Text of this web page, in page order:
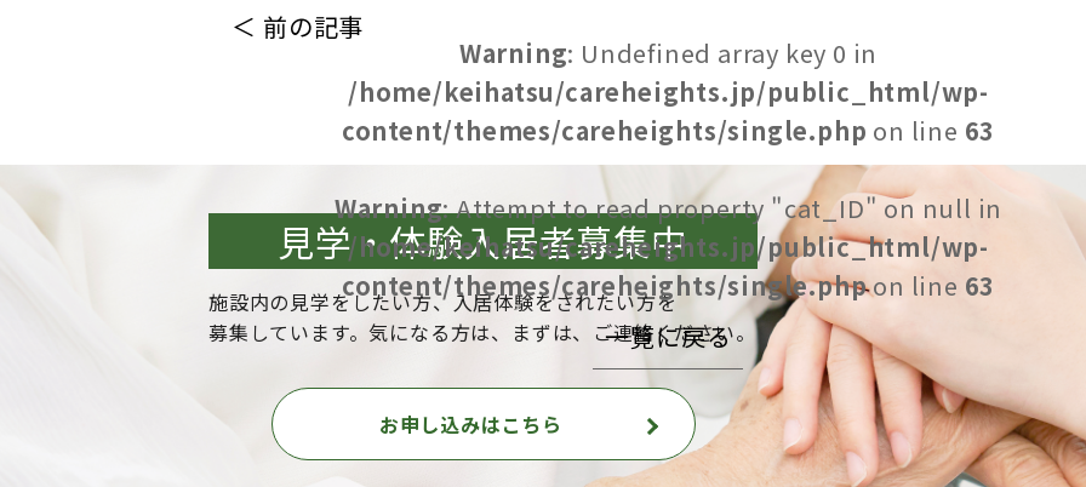
＜ 前の記事
Warning: Undefined array key 0 in
/home/keihatsu/careheights.jp/public_html/wp-
content/themes/careheights/single.php on line 63
Warning: Attempt to read property "cat_ID" on null in
/home/keihatsu/careheights.jp/public_html/wp-
content/themes/careheights/single.phpon line 63
一覧に戻る
見学・体験入居者募集中
施設内の見学をしたい方、入居体験をされたい方を
募集しています。気になる方は、まずは、ご連絡ください。
お申し込みはこちら